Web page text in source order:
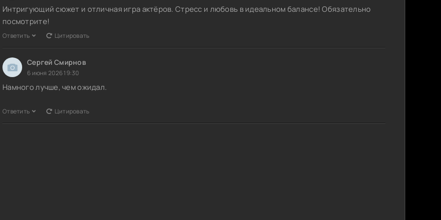
Интригующий сюжет и отличная игра актёров. Стресс и любовь в идеальном балансе! Обязательно
посмотрите!
Ответить Цитировать
Сергей Смирнов
6 июня 2026 19:30
Намного лучше, чем ожидал.
Ответить Цитировать